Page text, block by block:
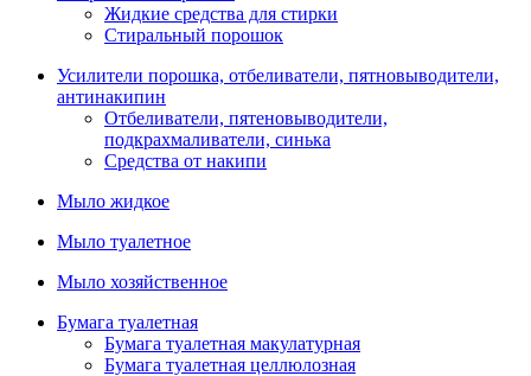
Жидкие средства для стирки
Стиральный порошок
Усилители порошка, отбеливатели, пятновыводители,
антинакипин
Отбеливатели, пятеновыводители,
подкрахмаливатели, синька
Средства от накипи
Мыло жидкое
Мыло туалетное
Мыло хозяйственное
Бумага туалетная
Бумага туалетная макулатурная
Бумага туалетная целлюлозная